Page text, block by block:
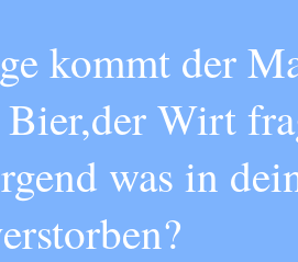
kommt der
Wirt
was in